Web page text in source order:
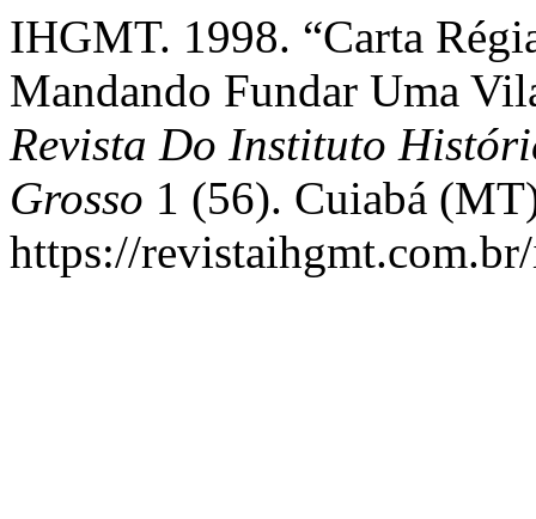
IHGMT. 1998. “Carta
Mandando Fundar Uma
Revista Do Instituto
Grosso 1 (56). Cuiabá
https://